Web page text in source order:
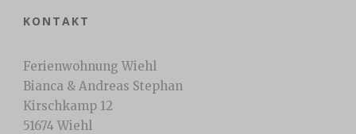
KONTAKT
Ferienwohnung Wiehl
Bianca & Andreas Stephan
Kirschkamp 12
51674 Wiehl